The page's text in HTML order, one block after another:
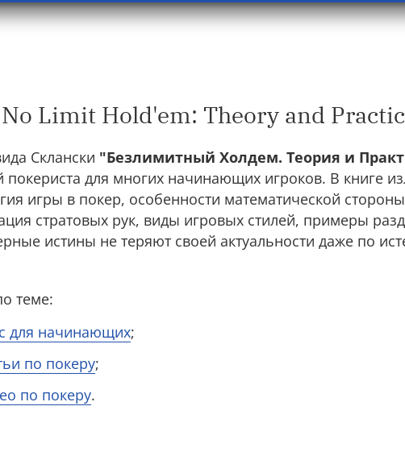
Limit Hold'em: Theory and
Склански "Безлимитный Холдем. Теория и
покериста для многих начинающих игроков. В книге
игры в покер, особенности математической
стратовых рук, виды игровых стилей, примеры
истины не теряют своей актуальности даже по
теме:
для начинающих;
по покеру;
по покеру.